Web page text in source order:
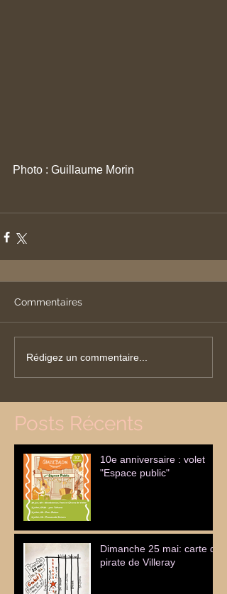
Photo : Guillaume Morin
Commentaires
Rédigez un commentaire...
Posts Récents
10e anniversaire : volet
"Espace public"
Dimanche 25 mai: carte de
pirate de Villeray